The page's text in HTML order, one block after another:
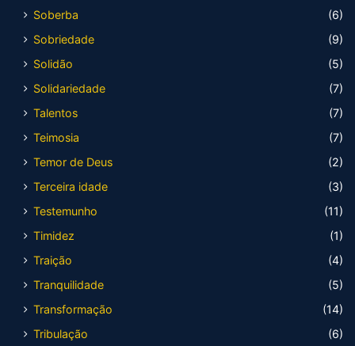
Soberba
(6)
Sobriedade
(9)
Solidão
(5)
Solidariedade
(7)
Talentos
(7)
Teimosia
(7)
Temor de Deus
(2)
Terceira idade
(3)
Testemunho
(11)
Timidez
(1)
Traição
(4)
Tranquilidade
(5)
Transformação
(14)
Tribulação
(6)